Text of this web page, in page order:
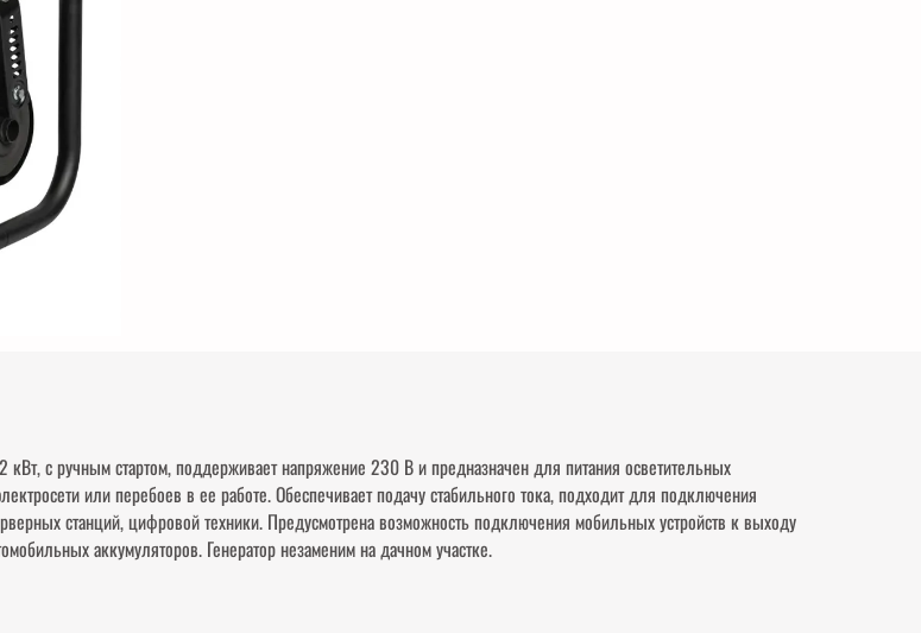
с ручным стартом, поддерживает напряжение 230 В и предназначен для питания осветительных
или перебоев в ее работе. Обеспечивает подачу стабильного тока, подходит для подключения
станций, цифровой техники. Предусмотрена возможность подключения мобильных устройств к выходу
аккумуляторов. Генератор незаменим на дачном участке.